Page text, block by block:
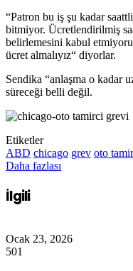
“Patron bu iş şu kadar
bitmiyor. Ücretlendirilmiş
belirlemesini kabul
ücret almalıyız“ diyorlar.
Sendika “anlaşma o kadar
süreceği belli değil.
Etiketler
ABD chicago grev oto
Daha fazlası
İlgili
Ocak 23, 2026
501